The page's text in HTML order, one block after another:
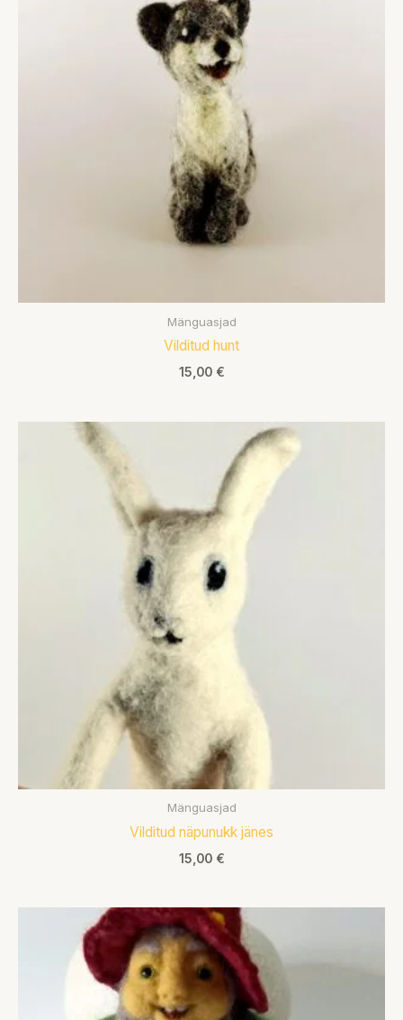
Mänguasjad
Vilditud hunt
15,00 €
Mänguasjad
Vilditud näpunukk jänes
15,00 €